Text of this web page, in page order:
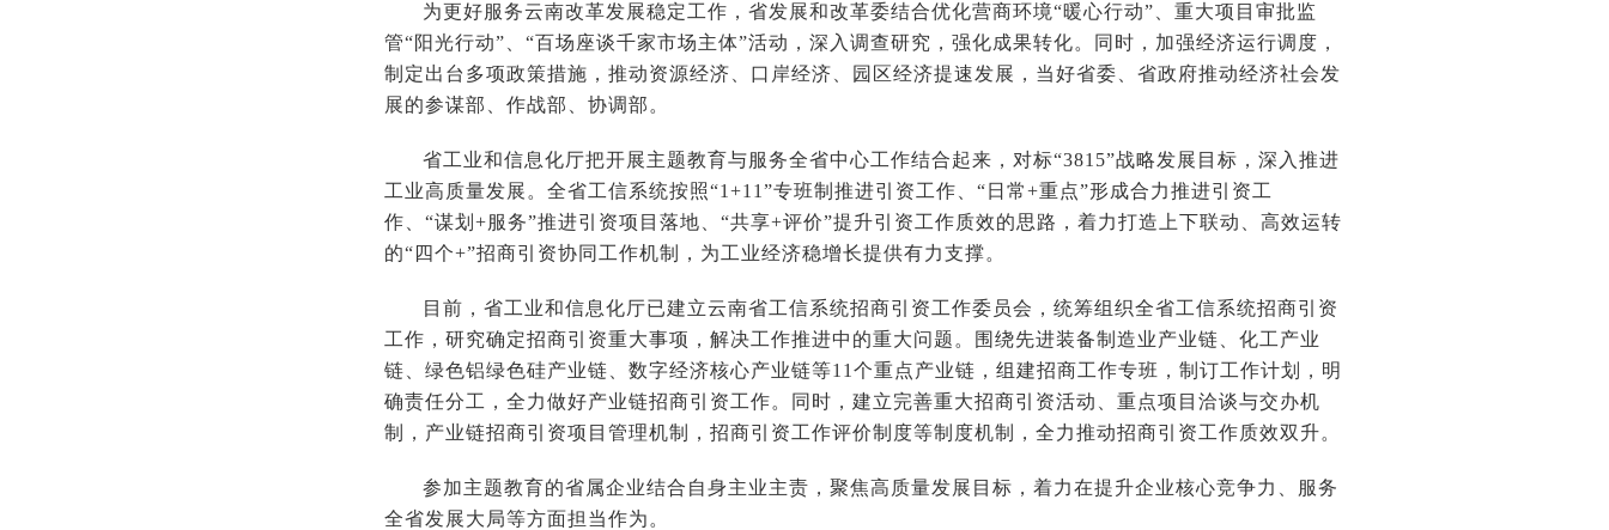
为更好服务云南改革发展稳定工作，省发展和改革委结合优化营商环境“暖心行动”、重大项目审批监
管“阳光行动”、“百场座谈千家市场主体”活动，深入调查研究，强化成果转化。同时，加强经济运行调度，
制定出台多项政策措施，推动资源经济、口岸经济、园区经济提速发展，当好省委、省政府推动经济社会发
展的参谋部、作战部、协调部。
省工业和信息化厅把开展主题教育与服务全省中心工作结合起来，对标“3815”战略发展目标，深入推进
工业高质量发展。全省工信系统按照“1+11”专班制推进引资工作、“日常+重点”形成合力推进引资工
作、“谋划+服务”推进引资项目落地、“共享+评价”提升引资工作质效的思路，着力打造上下联动、高效运转
的“四个+”招商引资协同工作机制，为工业经济稳增长提供有力支撑。
目前，省工业和信息化厅已建立云南省工信系统招商引资工作委员会，统筹组织全省工信系统招商引资
工作，研究确定招商引资重大事项，解决工作推进中的重大问题。围绕先进装备制造业产业链、化工产业
链、绿色铝绿色硅产业链、数字经济核心产业链等11个重点产业链，组建招商工作专班，制订工作计划，明
确责任分工，全力做好产业链招商引资工作。同时，建立完善重大招商引资活动、重点项目洽谈与交办机
制，产业链招商引资项目管理机制，招商引资工作评价制度等制度机制，全力推动招商引资工作质效双升。
参加主题教育的省属企业结合自身主业主责，聚焦高质量发展目标，着力在提升企业核心竞争力、服务
全省发展大局等方面担当作为。